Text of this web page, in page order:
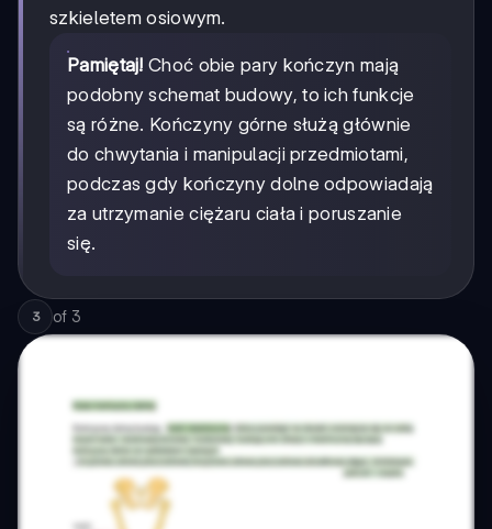
szkieletem osiowym.
Pamiętaj! Choć obie pary kończyn mają
podobny schemat budowy, to ich funkcje
są różne. Kończyny górne służą głównie
do chwytania i manipulacji przedmiotami,
podczas gdy kończyny dolne odpowiadają
za utrzymanie ciężaru ciała i poruszanie
się.
3 of 3